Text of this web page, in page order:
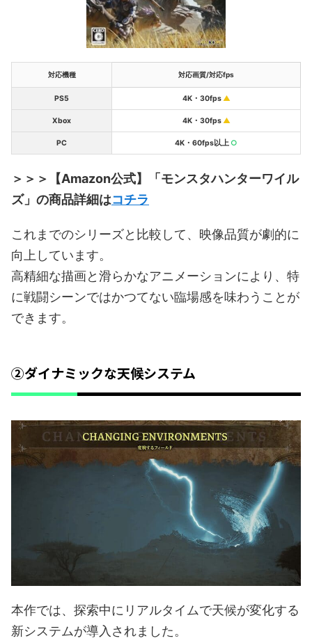
対応機種 対応画質/対応fps
PS5 4K・30fps▲
Xbox 4K・30fps▲
PC 4K・60fps以上 ○
＞＞＞【Amazon公式】「モンスタハンターワイル
ズ」の商品詳細はコチラ
これまでのシリーズと比較して、映像品質が劇的に
向上しています。
高精細な描画と滑らかなアニメーションにより、特
に戦闘シーンではかつてない臨場感を味わうことが
できます。
②ダイナミックな天候システム
本作では、探索中にリアルタイムで天候が変化する
新システムが導入されました。